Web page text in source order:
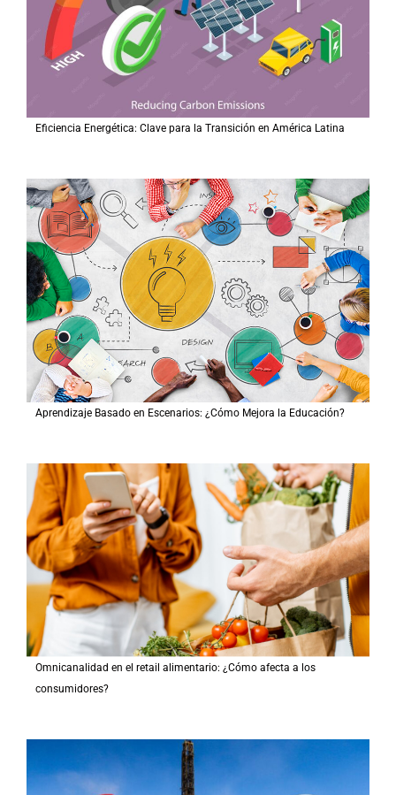
Eficiencia Energética: Clave para la Transición en América Latina
Aprendizaje Basado en Escenarios: ¿Cómo Mejora la Educación?
Omnicanalidad en el retail alimentario: ¿Cómo afecta a los
consumidores?